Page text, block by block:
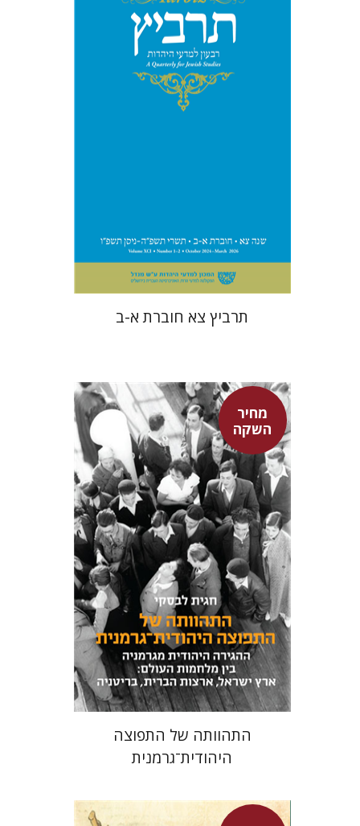
מיכאל סיגל יהונתן גארב
$63
$57
תרביץ צא חוברת א-ב
מחיר
השקה
חגית לבסקי
מאירה טורצקי
מחיר השקה
$34
$24
התהוותה של התפוצה
היהודית־גרמנית